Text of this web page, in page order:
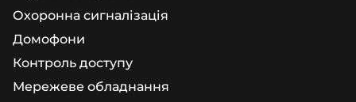
Охоронна сигналізація
Домофони
Контроль доступу
Мережеве обладнання